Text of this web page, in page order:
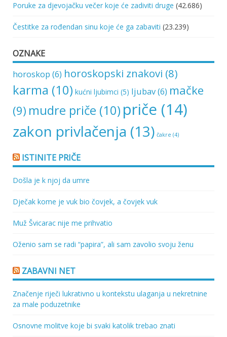
Poruke za djevojačku večer koje će zadiviti druge (42.686)
Čestitke za rođendan sinu koje će ga zabaviti (23.239)
OZNAKE
horoskop (6) horoskopski znakovi (8)
karma (10) kućni ljubimci (5) ljubav(6) mačke
(9) mudre priče (10) priče (14)
zakon privlačenja (13) čakre (4)
ISTINITE PRIČE
Došla je k njoj da umre
Dječak kome je vuk bio čovjek, a čovjek vuk
Muž Švicarac nije me prihvatio
Oženio sam se radi “papira”, ali sam zavolio svoju ženu
ZABAVNI NET
Značenje riječi lukrativno u kontekstu ulaganja u nekretnine
za male poduzetnike
Osnovne molitve koje bi svaki katolik trebao znati